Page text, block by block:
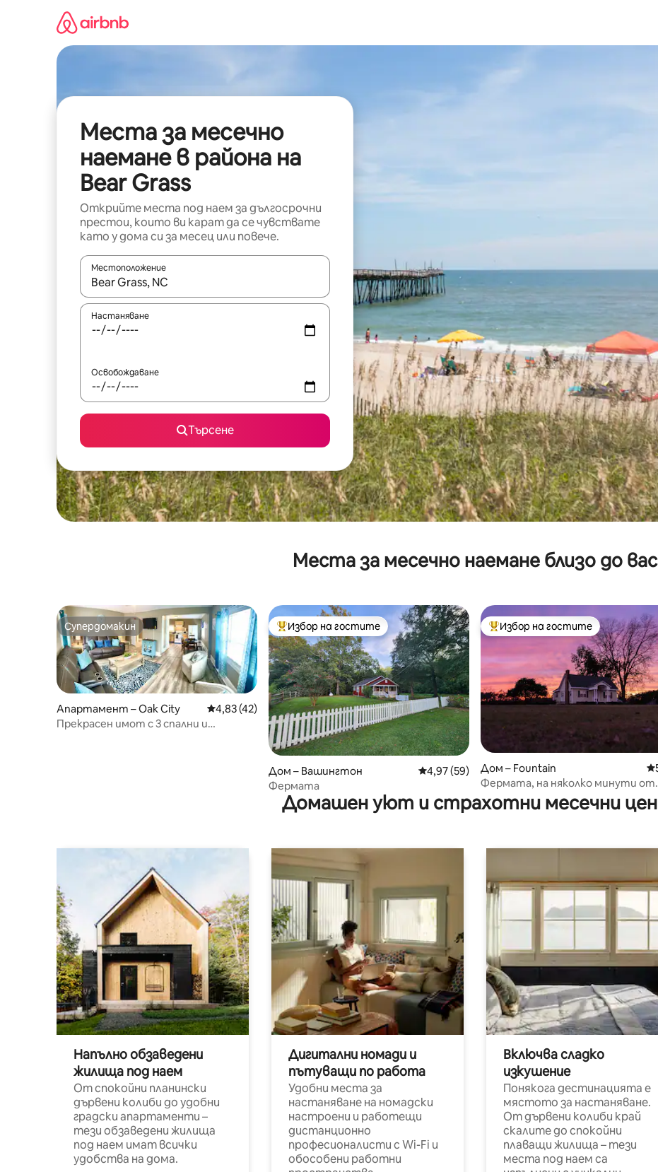
съдържанието
Места за месечно
наемане в района на
Bear Grass
Открийте места под наем за дългосрочни
престои, които ви карат да се чувствате
като у дома си за месец или повече.
Местоположение
Когато резултатите се покажат, използвайте клавишите със стрелки нагоре и надолу или навигирайте с
Настаняване
Освобождаване
Търсене
Места за месечно наемане близо до вас
Супердомакин
Супердомакин
Апартамент – Oak City Средна оценка: 4,83 от 5, 42 отзива
4,83 (42)
Прекрасен имот с 3 спални и
Най-популярен избор на гостите
Избор на гостите
Дом – Вашингтон Средна оценка: 4,97 от 5, 59 отзива
4,97 (59)
Фермата
Най-популярен избор на гостите
Избор на гостите
Дом – Fountain
Фермата, на няколко минути от
Грийнвил.
Домашен уют и страхотни месечни
Напълно обзаведени
жилища под наем
От спокойни планински
дървени колиби до удобни
градски апартаменти –
тези обзаведени жилища
под наем имат всички
удобства на дома.
Дигитални номади и
пътуващи по работа
Удобни места за
настаняване на номадски
настроени и работещи
дистанционно
професионалисти с Wi-Fi и
обособени работни
Включва сладко
изкушение
Понякога дестинацията е
мястото за настаняване.
От дървени колиби край
скалите до спокойни
плаващи жилища – тези
места под наем са